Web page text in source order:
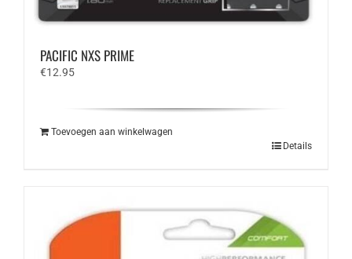
PACIFIC NXS PRIME
€12.95
Toevoegen aan winkelwagen
Details